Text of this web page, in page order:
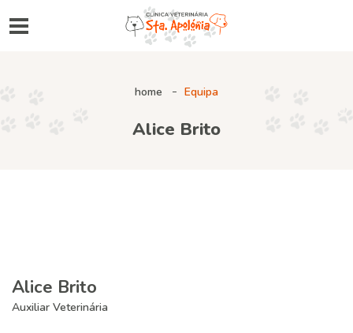
home Equipa
Alice Brito
Alice Brito
Auxiliar Veterinária